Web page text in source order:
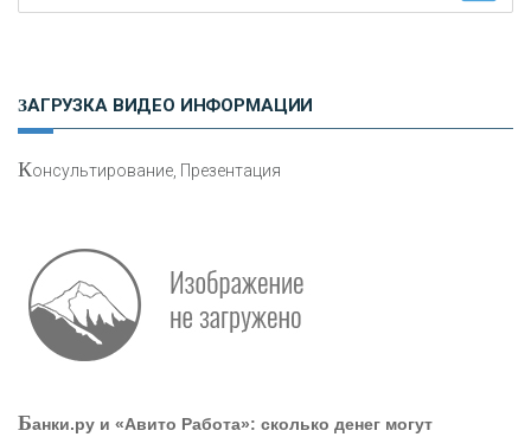
привлечь и удержать персонал - «Интервью»
ЗАГРУЗКА ВИДЕО ИНФОРМАЦИИ
Консультирование, Презентация
Банки.ру и «Авито Работа»: сколько денег могут